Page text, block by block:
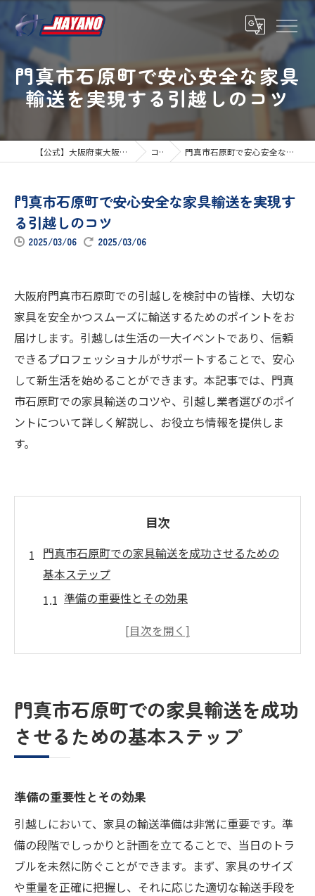
門真市石原町で安心安全な家具
輸送を実現する引越しのコツ
【公式】大阪府東大阪市の引越しならハヤノ運送 コラム 門真市石原町で安心安全な家具輸送を実現する引越しのコツ
門真市石原町で安心安全な家具輸送を実現す
る引越しのコツ
2025/03/06 2025/03/06
大阪府門真市石原町での引越しを検討中の皆様、大切な
家具を安全かつスムーズに輸送するためのポイントをお
届けします。引越しは生活の一大イベントであり、信頼
できるプロフェッショナルがサポートすることで、安心
して新生活を始めることができます。本記事では、門真
市石原町での家具輸送のコツや、引越し業者選びのポイ
ントについて詳しく解説し、お役立ち情報を提供しま
す。
目次
門真市石原町での家具輸送を成功させるための
基本ステップ
準備の重要性とその効果
家具の梱包で注意すべきポイント
地域密着型業者の選び方
輸送当日の段取りとチェックリスト
引越し業者選びで失敗しないためのポイント
評判と実績を確認する方法
契約前に確認するべき契約内容
保証制度の有無とその重要性
経験豊富なスタッフのいる業者とは
門真市石原町での家具輸送を成功
させるための基本ステップ
準備の重要性とその効果
引越しにおいて、家具の輸送準備は非常に重要です。準
備の段階でしっかりと計画を立てることで、当日のトラ
ブルを未然に防ぐことができます。まず、家具のサイズ
や重量を正確に把握し、それに応じた適切な輸送手段を